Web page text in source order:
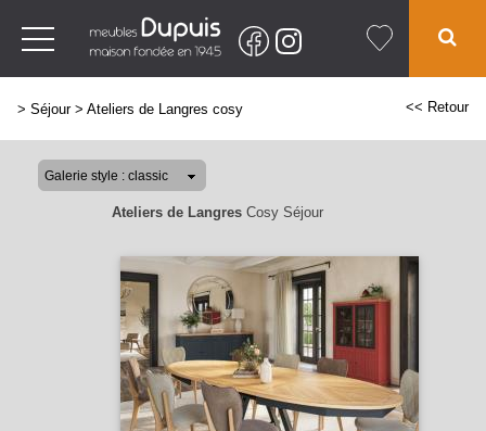
> Séjour> Ateliers de Langres cosy << Retour
Ateliers de LangresCosy Séjour